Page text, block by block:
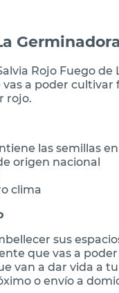
Germinadora
Rojo Fuego
a poder
rojo.
las semillas
origen nacional
clima
sus
que vas a
van a dar vida a
o envío a